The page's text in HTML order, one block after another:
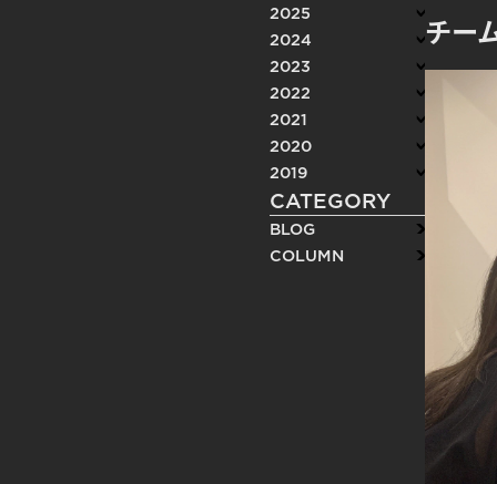
2025
2024
2023
2022
2021
2020
2019
CATEGORY
BLOG
COLUMN
チー